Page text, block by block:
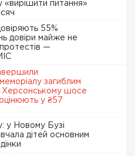
«вирішити питання»
55%
довіри майже не
протестів —
загиблим
Херсонському шосе
у ₴57
у Новому Бузі
дітей основним